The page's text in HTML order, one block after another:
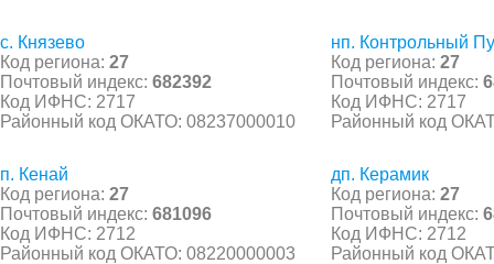
с. Князево
Код региона: 27
Почтовый индекс: 682392
Код ИФНС: 2717
Районный код ОКАТО: 08237000010
нп. Контрольный
Код региона: 27
Почтовый индекс:
Код ИФНС: 2717
Районный код
п. Кенай
Код региона: 27
Почтовый индекс: 681096
Код ИФНС: 2712
Районный код ОКАТО: 08220000003
дп. Керамик
Код региона: 27
Почтовый индекс:
Код ИФНС: 2712
Районный код